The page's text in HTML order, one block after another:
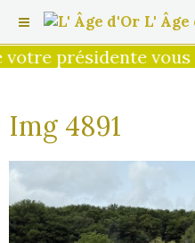
présidente
L'
Img 4891